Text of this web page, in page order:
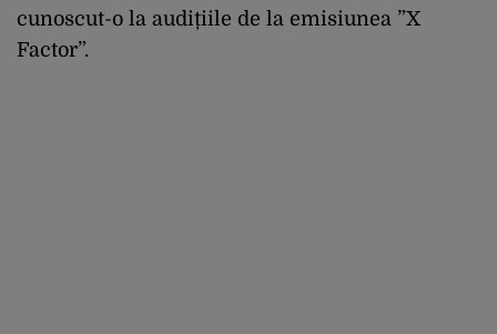
cunoscut-o la audițiile de la emisiunea ”X
Factor”.